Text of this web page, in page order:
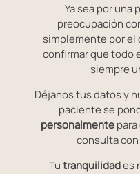
Ya sea por una
preocupación
simplemente por el
confirmar que todo
siempre
Déjanos tus datos y
paciente se
personalmente
consulta
Tutranquilidades